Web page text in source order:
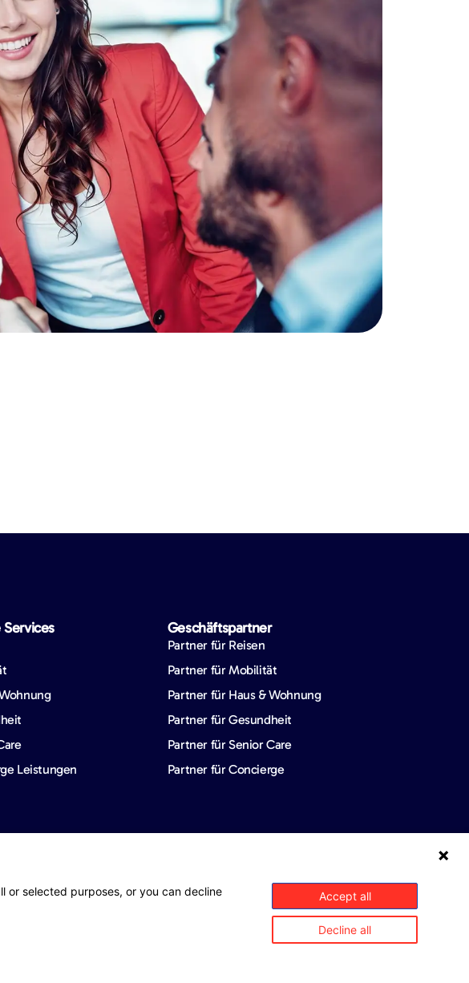
Services
Leistungen
Geschäftspartner
Partner für Reisen
Partner für Mobilität
Partner für Haus & Wohnung
Partner für Gesundheit
Partner für Senior Care
Partner für Concierge
or selected purposes, or you can decline
Accept all
Decline all